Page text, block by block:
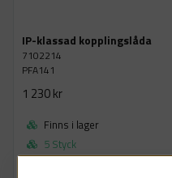
IP-klassad kopplingslåda
7102214
PFA141
1 230 kr
Finns i lager
5 Styck